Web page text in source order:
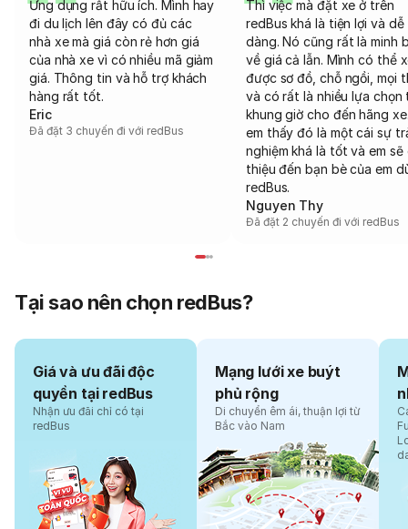
Ứng dụng rất hữu ích. Mình hay
đi du lịch lên đây có đủ các
nhà xe mà giá còn rẻ hơn giá
của nhà xe vì có nhiều mã giảm
giá. Thông tin và hỗ trợ khách
hàng rất tốt.
Eric
Đã đặt 3 chuyến đi với redBus
Thì việc mà đặt xe ở trên
redBus khá là tiện lợi và dễ
dàng. Nó cũng rất là minh
về giá cả lẫn. Mình có thể
được sơ đồ, chỗ ngồi, mọi
và có rất là nhiều lựa chọn
khung giờ cho đến hãng
em thấy đó là một cái sự
nghiệm khá là tốt và em sẽ
thiệu đến bạn bè của em
redBus.
Nguyen Thy
Đã đặt 2 chuyến đi với redBus
Tại sao nên chọn redBus?
Giá và ưu đãi độc
quyền tại redBus
Nhận ưu đãi chỉ có tại
redBus
Mạng lưới xe buýt
phủ rộng
Di chuyển êm ái, thuận lợi từ
Bắc vào Nam